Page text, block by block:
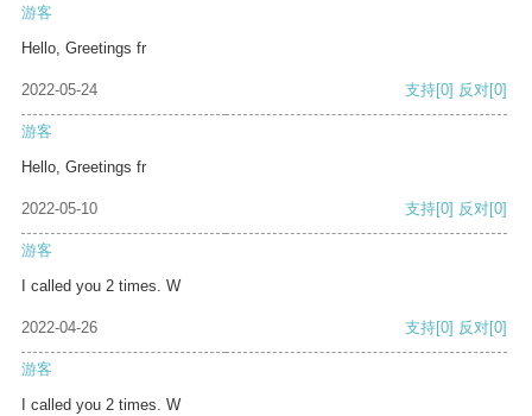
游客
Hello, Greetings fr
2022-05-24 支持[0] 反对[0]
游客
Hello, Greetings fr
2022-05-10 支持[0] 反对[0]
游客
I called you 2 times. W
2022-04-26 支持[0] 反对[0]
游客
I called you 2 times. W